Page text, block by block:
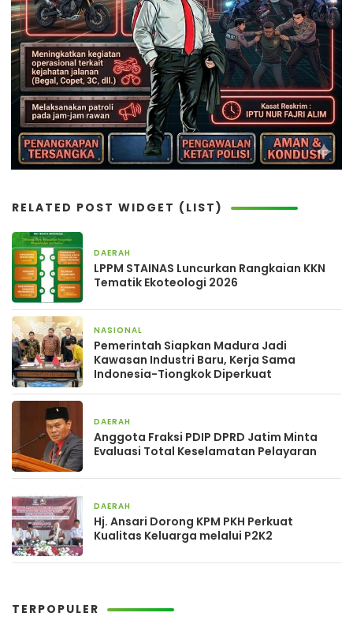
RELATED POST WIDGET (LIST)
DAERAH
LPPM STAINAS Luncurkan Rangkaian KKN
Tematik Ekoteologi 2026
NASIONAL
Pemerintah Siapkan Madura Jadi
Kawasan Industri Baru, Kerja Sama
Indonesia-Tiongkok Diperkuat
DAERAH
Anggota Fraksi PDIP DPRD Jatim Minta
Evaluasi Total Keselamatan Pelayaran
DAERAH
Hj. Ansari Dorong KPM PKH Perkuat
Kualitas Keluarga melalui P2K2
TERPOPULER